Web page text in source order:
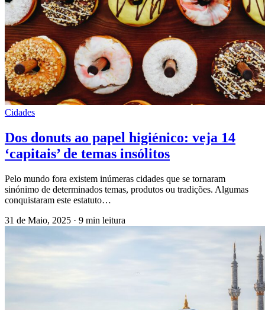
Cidades
Dos donuts ao papel higiénico: veja 14
‘capitais’ de temas insólitos
Pelo mundo fora existem inúmeras cidades que se tornaram
sinónimo de determinados temas, produtos ou tradições. Algumas
conquistaram este estatuto…
31 de Maio, 2025 · 9 min leitura